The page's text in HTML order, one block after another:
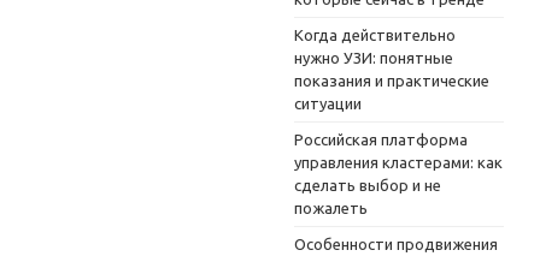
Когда действительно
нужно УЗИ: понятные
показания и практические
ситуации
Российская платформа
управления кластерами: как
сделать выбор и не
пожалеть
Особенности продвижения